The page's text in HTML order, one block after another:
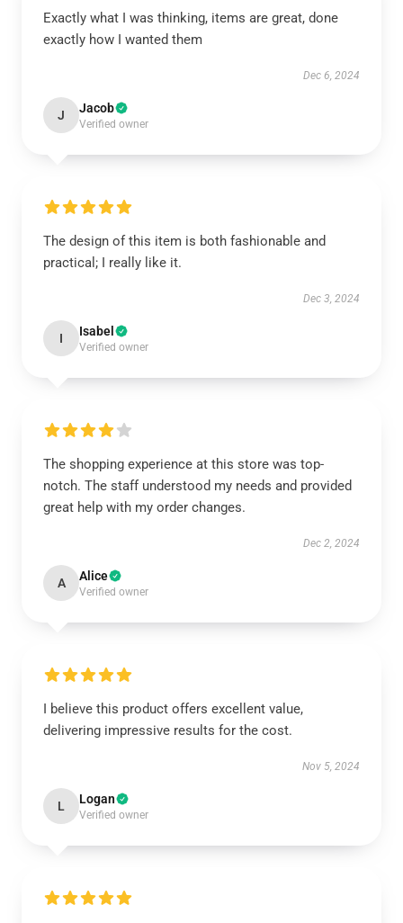
Exactly what I was thinking, items are great, done
exactly how I wanted them
Dec 6, 2024
J Jacob
Verified owner
The design of this item is both fashionable and
practical; I really like it.
Dec 3, 2024
I Isabel
Verified owner
The shopping experience at this store was top-
notch. The staff understood my needs and provided
great help with my order changes.
Dec 2, 2024
A Alice
Verified owner
I believe this product offers excellent value,
delivering impressive results for the cost.
Nov 5, 2024
L Logan
Verified owner